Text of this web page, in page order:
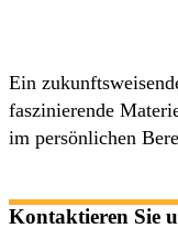
Ein
faszinierende
im persönlichen
Kontaktieren Sie